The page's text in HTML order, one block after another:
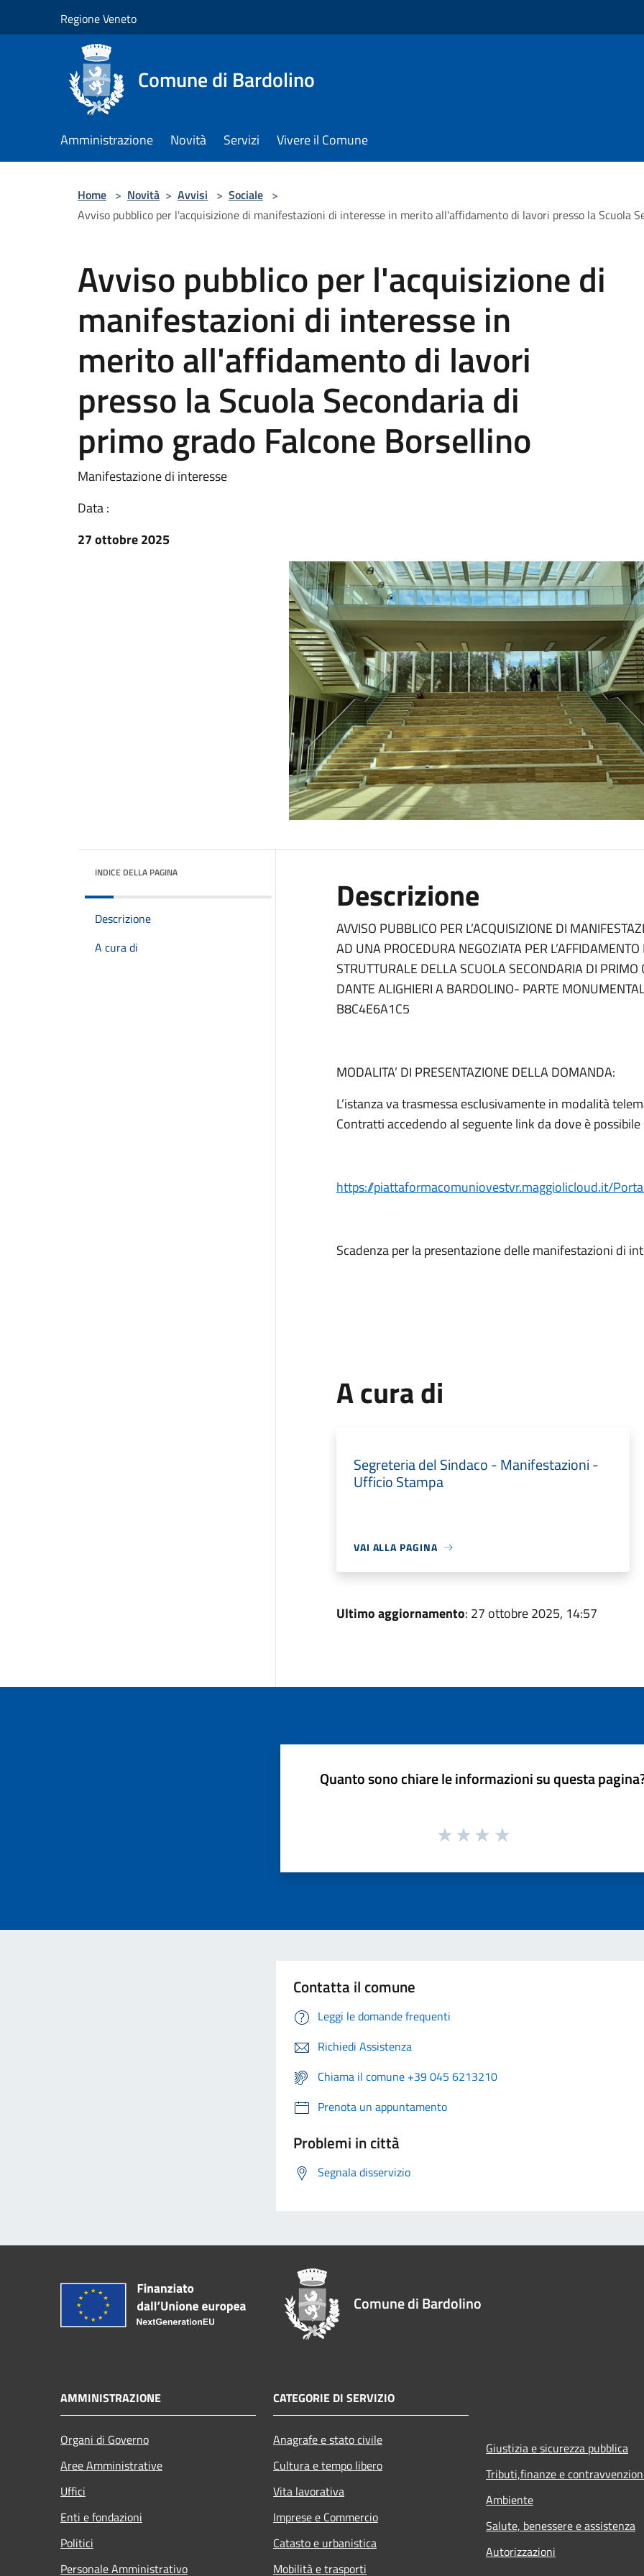
Regione Veneto
Comune di Bardolino
Amministrazione Novità Servizi Vivere il Comune
Home > Novità > Avvisi > Sociale >
Avviso pubblico per l'acquisizione di manifestazioni di interesse in merito all'affidamento di lavori presso la Scuola
Avviso pubblico per l'acquisizione di
manifestazioni di interesse in
merito all'affidamento di lavori
presso la Scuola Secondaria di
primo grado Falcone Borsellino
Manifestazione di interesse
Data :
27 ottobre 2025
INDICE DELLA PAGINA
Descrizione
A cura di
Descrizione
AVVISO PUBBLICO PER L’ACQUISIZIONE DI
AD UNA PROCEDURA NEGOZIATA PER
STRUTTURALE DELLA SCUOLA SECONDARIA DI
DANTE ALIGHIERI A BARDOLINO- PARTE
B8C4E6A1C5
MODALITA’ DI PRESENTAZIONE DELLA DOMANDA:
L’istanza va trasmessa esclusivamente in modalità
Contratti accedendo al seguente link da dove è
https://piattaformacomuniovestvr.maggiolicloud.it/
Scadenza per la presentazione delle manifestazioni di
A cura di
Segreteria del Sindaco - Manifestazioni -
Ufficio Stampa
VAI ALLA PAGINA
Ultimo aggiornamento: 27 ottobre 2025, 14:57
Quanto sono chiare le informazioni su questa
Contatta il comune
Leggi le domande frequenti
Richiedi Assistenza
Chiama il comune +39 045 6213210
Prenota un appuntamento
Problemi in città
Segnala disservizio
Comune di Bardolino
AMMINISTRAZIONE
Organi di Governo
Aree Amministrative
Uffici
Enti e fondazioni
Politici
Personale Amministrativo
CATEGORIE DI SERVIZIO
Anagrafe e stato civile
Cultura e tempo libero
Vita lavorativa
Imprese e Commercio
Catasto e urbanistica
Mobilità e trasporti
Giustizia e sicurezza pubblica
Tributi,finanze e
Ambiente
Salute, benessere e assistenza
Autorizzazioni